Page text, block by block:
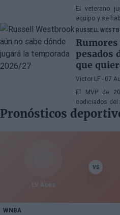
El veterano
equipo y se
Raptors o
Nuggets
RUSSELL
Rumores
pesados
que
Víctor LF - 07
El MVP de
codiciados del
Cleveland
interesados
Pronósticos
LV Aces
VS
WNBA